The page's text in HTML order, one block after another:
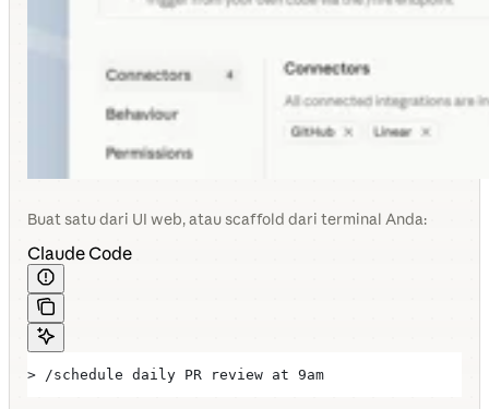
Buat satu dari UI web, atau scaffold dari terminal Anda:
Claude Code
> /schedule daily PR review at 9am